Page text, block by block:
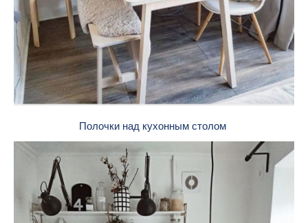
Полочки над кухонным столом